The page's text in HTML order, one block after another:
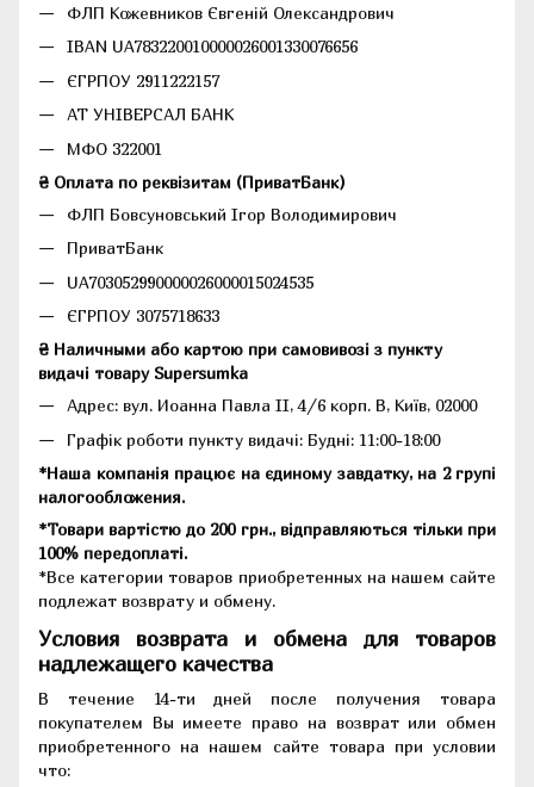
ФЛП Кожевников Євгеній Олександрович
IBAN UA783220010000026001330076656
ЄГРПОУ 2911222157
АТ УНІВЕРСАЛ БАНК
МФО 322001
₴ Оплата по реквізитам (ПриватБанк)
ФЛП Бовсуновський Ігор Володимирович
ПриватБанк
UA703052990000026000015024535
ЄГРПОУ 3075718633
₴ Наличными або картою при самовивозі з пункту
видачі товару Supersumka
Адрес: вул. Иоанна Павла II, 4/6 корп. В, Київ, 02000
Графік роботи пункту видачі: Будні: 11:00-18:00
*Наша компанія працює на єдиному завдатку, на 2 групі
налогообложения.
*Товари вартістю до 200 грн., відправляються тільки при
100% передоплаті.
*Все категории товаров приобретенных на нашем сайте
подлежат возврату и обмену.
Условия возврата и обмена для товаров
надлежащего качества
В течение 14-ти дней после получения товара
покупателем Вы имеете право на возврат или обмен
приобретенного на нашем сайте товара при условии
что: